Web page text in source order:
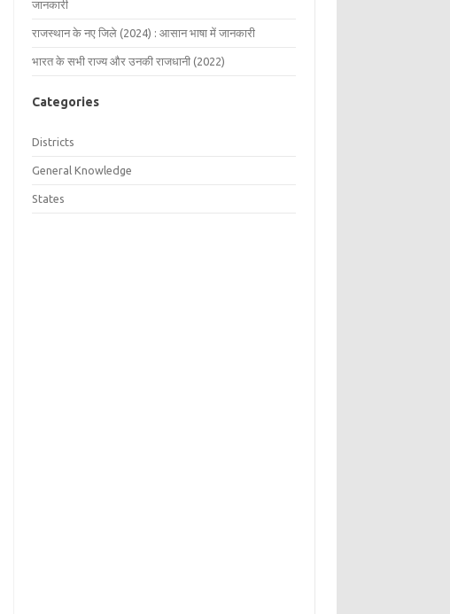
जानकारी
राजस्थान के नए जिले (2024) : आसान भाषा में जानकारी
भारत के सभी राज्य और उनकी राजधानी (2022)
Categories
Districts
General Knowledge
States